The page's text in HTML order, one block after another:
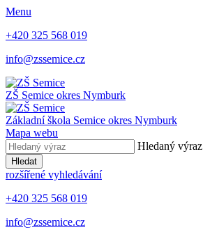
Menu
+420 325 568 019
info@zssemice.cz
ZŠ Semice okres Nymburk
Základní škola Semice okres Nymburk
Mapa webu
Hledaný výraz
Hledat
rozšířené vyhledávání
+420 325 568 019
info@zssemice.cz